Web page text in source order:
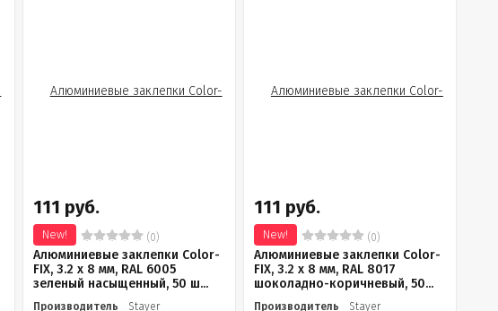
111 руб.
New! (0)
Алюминиевые заклепки Color-
FIX, 3.2 х 8 мм, RAL 6005
зеленый насыщенный, 50 ш...
Производитель Stayer
111 руб.
New! (0)
Алюминиевые заклепки Color-
FIX, 3.2 х 8 мм, RAL 8017
шоколадно-коричневый, 50...
Производитель Stayer